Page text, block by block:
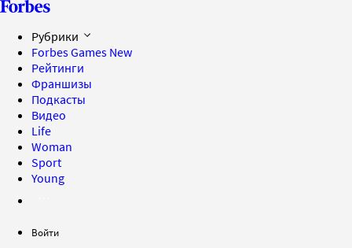
Рубрики
Forbes Games New
Рейтинги
Франшизы
Подкасты
Видео
Life
Woman
Sport
Young
Войти